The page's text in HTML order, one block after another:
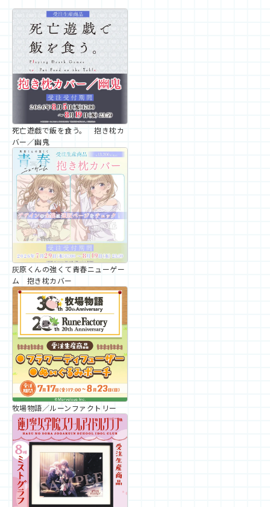
死亡遊戯で飯を食う。 抱き枕カ
バー／幽鬼
灰原くんの強くて青春ニューゲー
ム 抱き枕カバー
牧場物語／ルーンファクトリー